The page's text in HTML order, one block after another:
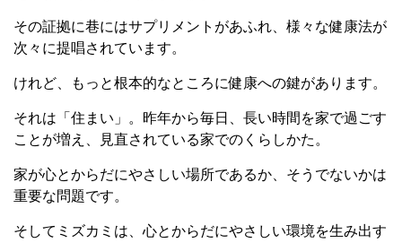
その証拠に巷にはサプリメントがあふれ、様々な健康法が
次々に提唱されています。
けれど、もっと根本的なところに健康への鍵があります。
それは「住まい」。昨年から毎日、長い時間を家で過ごす
ことが増え、見直されている家でのくらしかた。
家が心とからだにやさしい場所であるか、そうでないかは
重要な問題です。
そしてミズカミは、心とからだにやさしい環境を生み出す